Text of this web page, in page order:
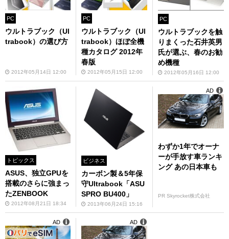
PC
ウルトラブック（Ul
trabook）の選び方
2012年05月14日 12:00
PC
ウルトラブック（Ul
trabook）ほぼ全機
種カタログ 2012年
春版
2012年05月15日 12:00
PC
ウルトラブックを触
りまくった石井英男
氏が選ぶ、春のお勧
め機種
2012年05月16日 12:00
トピックス
ASUS、独立GPUを
搭載のさらに強まっ
たZENBOOK
2012年08月21日 18:34
ビジネス
カーボン製＆5年保
守Ultrabook「ASU
SPRO BU400」
2013年06月24日 15:16
わずか1年でオーナ
ーが手放す車ランキ
ング あの日本車も
PR Skyrocket株式会社
AD
AD AD